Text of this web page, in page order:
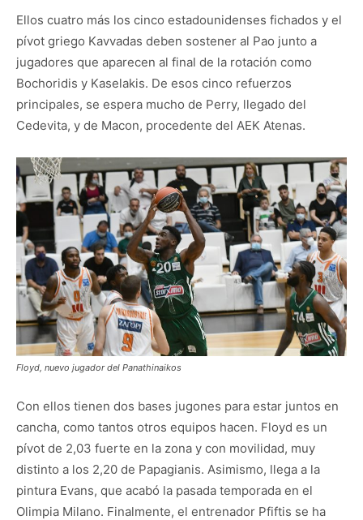
Ellos cuatro más los cinco estadounidenses fichados y el
pívot griego Kavvadas deben sostener al Pao junto a
jugadores que aparecen al final de la rotación como
Bochoridis y Kaselakis. De esos cinco refuerzos
principales, se espera mucho de Perry, llegado del
Cedevita, y de Macon, procedente del AEK Atenas.
Floyd, nuevo jugador del Panathinaikos
Con ellos tienen dos bases jugones para estar juntos en
cancha, como tantos otros equipos hacen. Floyd es un
pívot de 2,03 fuerte en la zona y con movilidad, muy
distinto a los 2,20 de Papagianis. Asimismo, llega a la
pintura Evans, que acabó la pasada temporada en el
Olimpia Milano. Finalmente, el entrenador Pfiftis se ha